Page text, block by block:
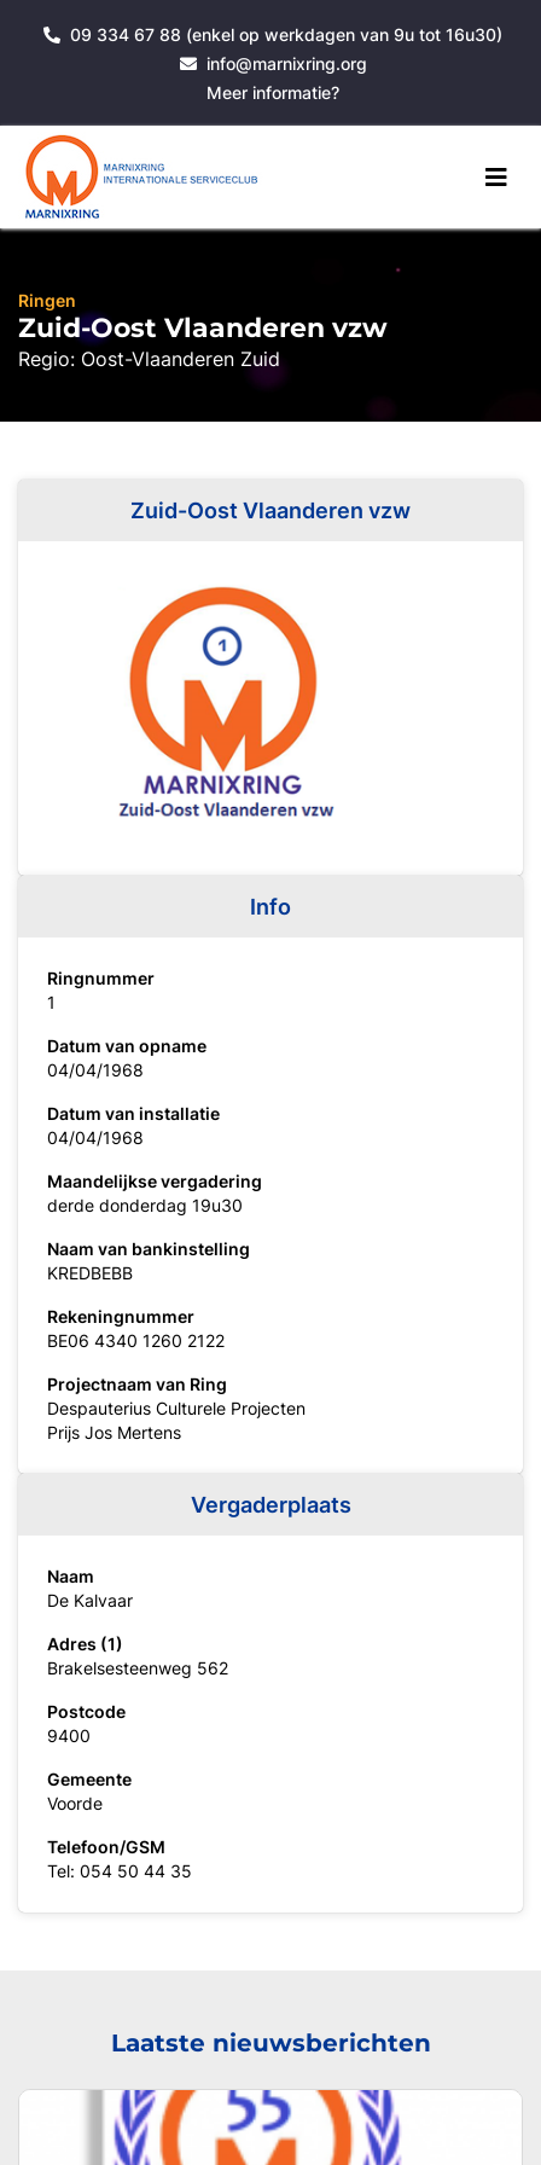
09 334 67 88 (enkel op werkdagen van 9u tot 16u30)
info@marnixring.org
Meer informatie?
Ringen
Zuid-Oost Vlaanderen vzw
Regio: Oost-Vlaanderen Zuid
Zuid-Oost Vlaanderen vzw
Info
Ringnummer
1
Datum van opname
04/04/1968
Datum van installatie
04/04/1968
Maandelijkse vergadering
derde donderdag 19u30
Naam van bankinstelling
KREDBEBB
Rekeningnummer
BE06 4340 1260 2122
Projectnaam van Ring
Despauterius Culturele Projecten
Prijs Jos Mertens
Vergaderplaats
Naam
De Kalvaar
Adres (1)
Brakelsesteenweg 562
Postcode
9400
Gemeente
Voorde
Telefoon/GSM
Tel: 054 50 44 35
Laatste nieuwsberichten